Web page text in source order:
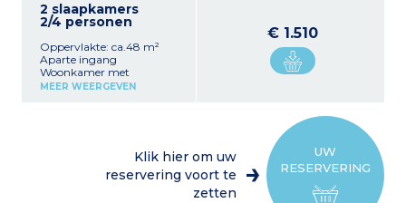
2 slaapkamers
2/4 personen
Oppervlakte: ca.48 m²
Aparte ingang
Woonkamer met
slaapbank voor 2 personen
De meeste
van de 2 slaapkamers voor
MEER WEERGEVEN
€ 1.510
UW
RESERVERING
Klik hier om uw
reservering voort te
zetten